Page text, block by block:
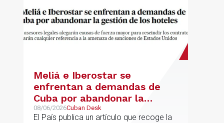
Meliá e Iberostar se
enfrentan a demandas de
Cuba por abandonar la
gestión de los hoteles
08/06/2026Cuban Desk
El País publica un artículo que recoge la